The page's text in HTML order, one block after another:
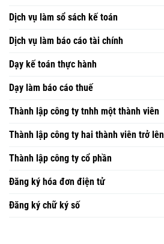
Dịch vụ làm sổ sách kế toán
Dịch vụ làm báo cáo tài chính
Dạy kế toán thực hành
Dạy làm báo cáo thuế
Thành lập công ty tnhh một thành viên
Thành lập công ty hai thành viên trở lên
Thành lập công ty cổ phần
Đăng ký hóa đơn điện tử
Đăng ký chữ ký số